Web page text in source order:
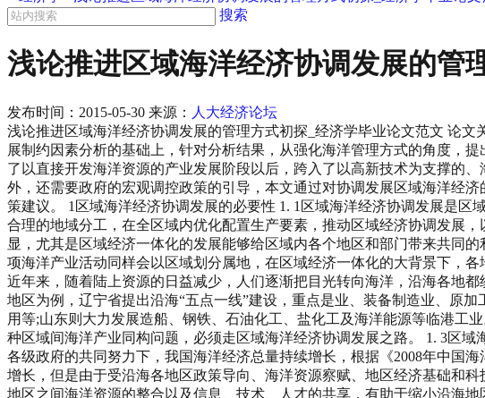
搜索
浅论推进区域海洋经济协调发展的管
发布时间： 2015-05-30 来源： 人大经济论坛
浅论推进区域海洋经济协调发展的管理方式初探_经济学毕业论文范文 论
展制约因素分析的基础上，针对分析结果，从强化海洋管理方式的角度，
了以直接开发海洋资源的产业发展阶段以后，跨入了以高新技术为支撑的
外，还需要政府的宏观调控政策的引导，本文通过对协调发展区域海洋经
策建议。 1区域海洋经济协调发展的必要性 1. 1区域海洋经济协调发展是
合理的地域分工，在全区域内优化配置生产要素，推动区域经济协调发展
显，尤其是区域经济一体化的发展能够给区域内各个地区和部门带来共同
项海洋产业活动同样会以区域划分属地，在区域经济一体化的大背景下，
近年来，随着陆上资源的日益减少，人们逐渐把目光转向海洋，沿海各地
地区为例，辽宁省提出沿海“五点一线”建设，重点是业、装备制造业、原
用等;山东则大力发展造船、钢铁、石油化工、盐化工及海洋能源等临港工
种区域间海洋产业同构问题，必须走区域海洋经济协调发展之路。 1. 3区
各级政府的共同努力下，我国海洋经济总量持续增长，根据《2008年中国
增长，但是由于受沿海各地区政策导向、海洋资源察赋、地区经济基础和
地区之间海洋资源的整合以及信息、技术、人才的共享，有助于缩小沿海